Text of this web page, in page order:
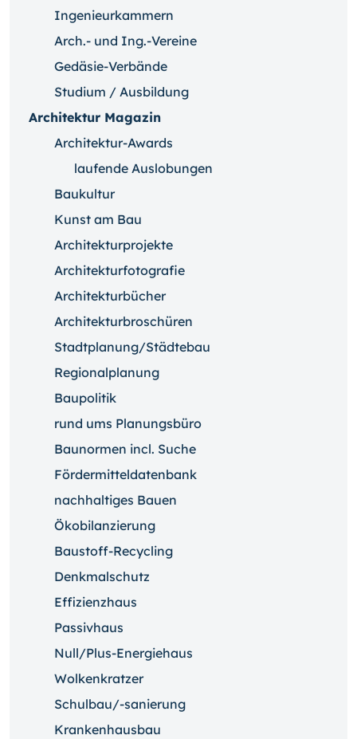
Ingenieurkammern
Arch.- und Ing.-Vereine
Gedäsie-Verbände
Studium / Ausbildung
Architektur Magazin
Architektur-Awards
laufende Auslobungen
Baukultur
Kunst am Bau
Architekturprojekte
Architekturfotografie
Architekturbücher
Architekturbroschüren
Stadtplanung/Städtebau
Regionalplanung
Baupolitik
rund ums Planungsbüro
Baunormen incl. Suche
Fördermitteldatenbank
nachhaltiges Bauen
Ökobilanzierung
Baustoff-Recycling
Denkmalschutz
Effizienzhaus
Passivhaus
Null/Plus-Energiehaus
Wolkenkratzer
Schulbau/-sanierung
Krankenhausbau